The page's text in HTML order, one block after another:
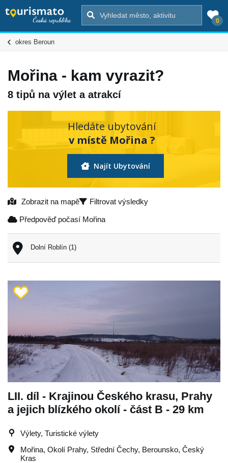
0
okres Beroun
Mořina - kam vyrazit?
8 tipů na výlet a atrakcí
Hledáte ubytování
v místě Mořina ?
Najít Ubytování
Zobrazit na mapě Filtrovat výsledky
Předpověď počasí Mořina
Dolní Roblín (1)
LII. díl - Krajinou Českého krasu, Prahy
a jejich blízkého okolí - část B - 29 km
Výlety, Turistické výlety
Mořina, Okolí Prahy, Střední Čechy, Berounsko, Český
Kras